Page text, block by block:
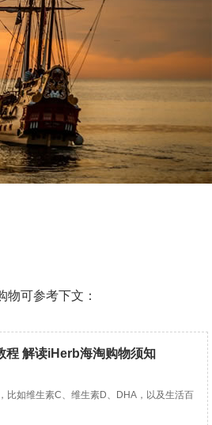
可参考下文：
程 解读iHerb海淘购物须知
比如维生素C、维生素D、DHA，以及生活百